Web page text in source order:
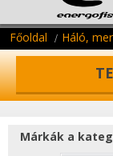
Főoldal Háló,
Márkák a